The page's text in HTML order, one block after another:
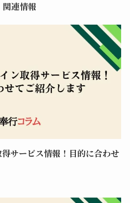
関連情報
サービス情報！目的に合わせ